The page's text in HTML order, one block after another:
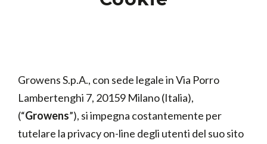
Growens S.p.A., con sede legale in Via Porro
Lambertenghi 7, 20159 Milano (Italia),
(“Growens”), si impegna costantemente per
tutelare la privacy on-line degli utenti del suo sito